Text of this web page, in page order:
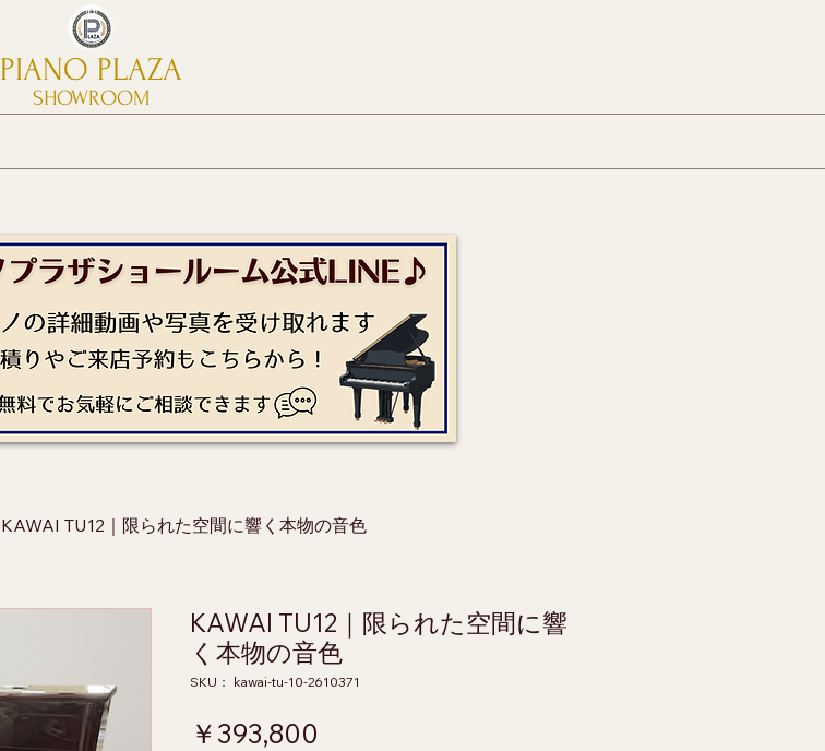
PIANO PLAZA
SHOWROOM
KAWAI TU12｜限られた空間に響く本物の音色
KAWAI TU12｜限られた空間に響
く本物の音色
SKU： kawai-tu-10-2610371
￥393,800